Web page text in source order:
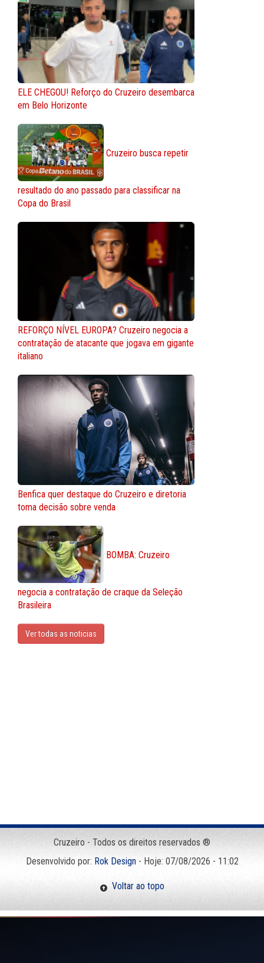
ELE CHEGOU! Reforço do Cruzeiro desembarca
em Belo Horizonte
Cruzeiro busca repetir
resultado do ano passado para classificar na
Copa do Brasil
REFORÇO NÍVEL EUROPA? Cruzeiro negocia a
contratação de atacante que jogava em gigante
italiano
Benfica quer destaque do Cruzeiro e diretoria
toma decisão sobre venda
BOMBA: Cruzeiro
negocia a contratação de craque da Seleção
Brasileira
Ver todas as noticias
Cruzeiro - Todos os direitos reservados ®
Desenvolvido por: Rok Design- Hoje: 07/08/2026 - 11:02
Voltar ao topo